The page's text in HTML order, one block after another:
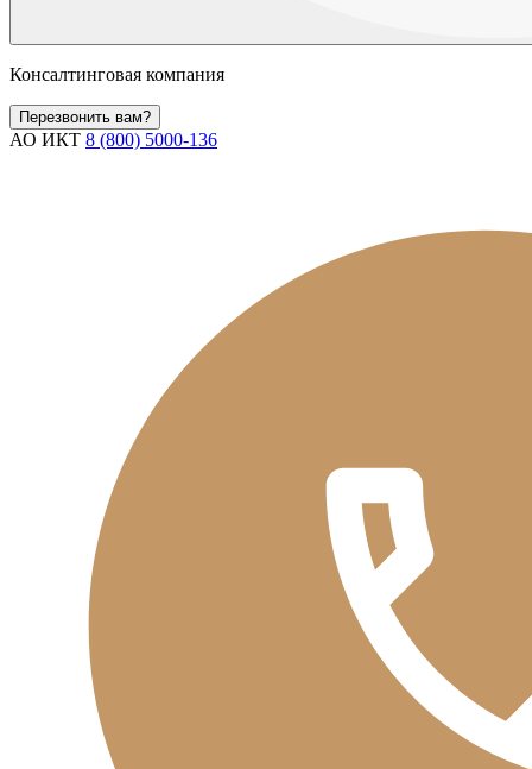
Консалтинговая компания
Перезвонить вам?
АО ИКТ 8 (800) 5000-136